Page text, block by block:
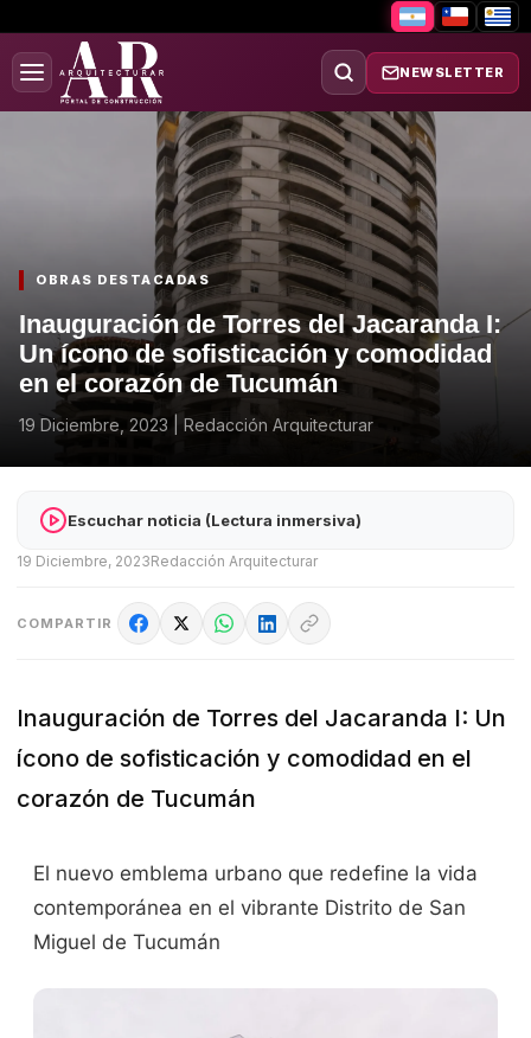
NEWSLETTER
OBRAS DESTACADAS
Inauguración de Torres del Jacaranda I:
Un ícono de sofisticación y comodidad
en el corazón de Tucumán
19 Diciembre, 2023 Redacción Arquitecturar
Escuchar noticia (Lectura inmersiva)
19 Diciembre, 2023Redacción Arquitecturar
COMPARTIR
Inauguración de Torres del Jacaranda I: Un
ícono de sofisticación y comodidad en el
corazón de Tucumán
El nuevo emblema urbano que redefine la vida
contemporánea en el vibrante Distrito de San
Miguel de Tucumán